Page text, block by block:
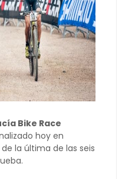
Bike Race
hoy en
la última de las seis